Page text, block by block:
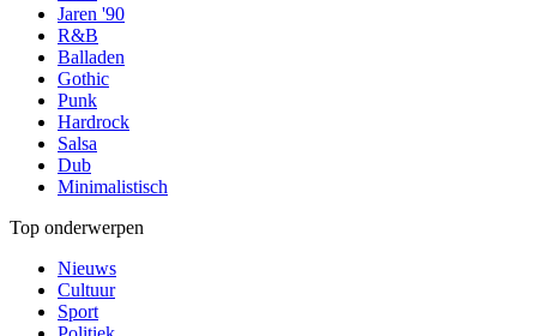
Jaren '90
R&B
Balladen
Gothic
Punk
Hardrock
Salsa
Dub
Minimalistisch
Top onderwerpen
Nieuws
Cultuur
Sport